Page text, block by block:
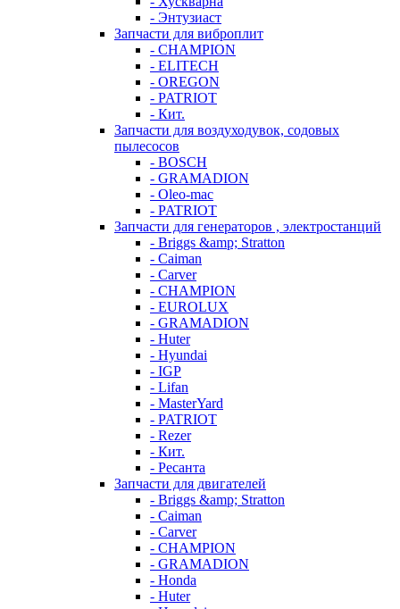
- Энтузиаст
Запчасти для виброплит
- CHAMPION
- ELITECH
- OREGON
- PATRIOT
- Кит.
Запчасти для воздуходувок, содовых
пылесосов
- BOSCH
- GRAMADION
- Oleo-mac
- PATRIOT
Запчасти для генераторов , электростанций
- Briggs &amp; Stratton
- Caiman
- Carver
- CHAMPION
- EUROLUX
- GRAMADION
- Huter
- Hyundai
- IGP
- Lifan
- MasterYard
- PATRIOT
- Rezer
- Кит.
- Ресанта
Запчасти для двигателей
- Briggs &amp; Stratton
- Caiman
- Carver
- CHAMPION
- GRAMADION
- Honda
- Huter